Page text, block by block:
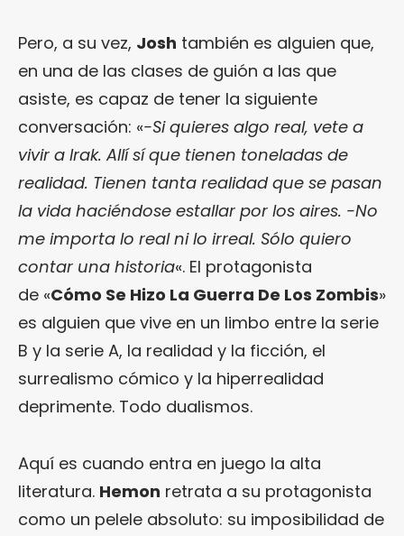
Pero, a su vez, Josh también es alguien que,
en una de las clases de guión a las que
asiste, es capaz de tener la siguiente
conversación: «-Si quieres algo real, vete a
vivir a Irak. Allí sí que tienen toneladas de
realidad. Tienen tanta realidad que se pasan
la vida haciéndose estallar por los aires. -No
me importa lo real ni lo irreal. Sólo quiero
contar una historia«. El protagonista
de «Cómo Se Hizo La Guerra De Los Zombis»
es alguien que vive en un limbo entre la serie
B y la serie A, la realidad y la ficción, el
surrealismo cómico y la hiperrealidad
deprimente. Todo dualismos.
Aquí es cuando entra en juego la alta
literatura. Hemon retrata a su protagonista
como un pelele absoluto: su imposibilidad de